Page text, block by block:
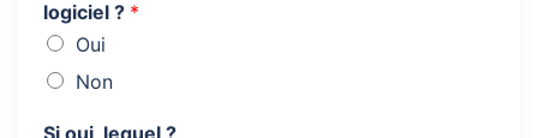
logiciel ? *
Oui
Non
Si oui, lequel ?